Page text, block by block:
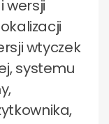
wersji
wtyczek
systemu